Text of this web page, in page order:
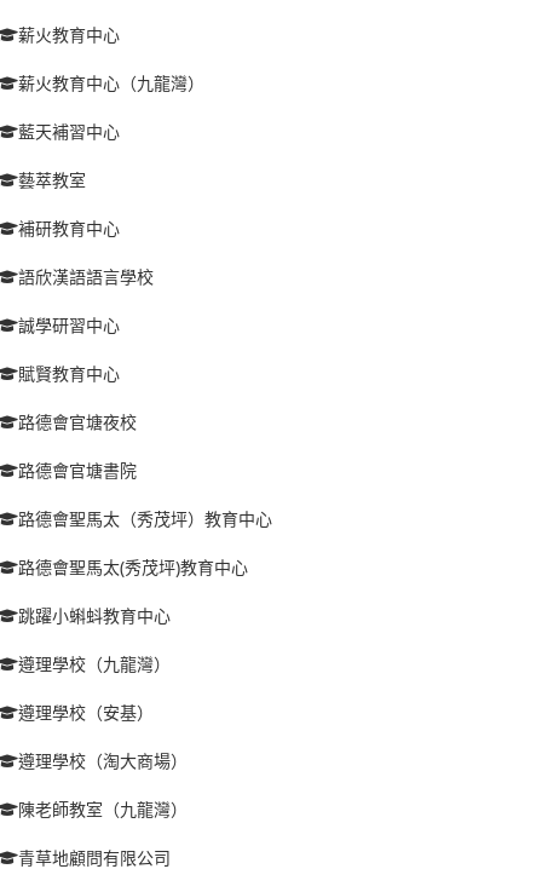
薪火教育中心
薪火教育中心（九龍灣）
藍天補習中心
藝萃教室
補研教育中心
語欣漢語語言學校
誠學研習中心
賦賢教育中心
路德會官塘夜校
路德會官塘書院
路德會聖馬太（秀茂坪）教育中心
路德會聖馬太(秀茂坪)教育中心
跳躍小蝌蚪教育中心
遵理學校（九龍灣）
遵理學校（安基）
遵理學校（淘大商場）
陳老師教室（九龍灣）
青草地顧問有限公司